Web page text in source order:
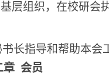
层组织，在校研会
长指导和帮助本会
章 会员